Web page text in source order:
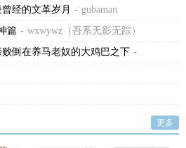
经的文革岁月 - gubaman
篇 - wxwywz（吾系无影无踪）
倒在养马老奴的大鸡巴之下 -
更多